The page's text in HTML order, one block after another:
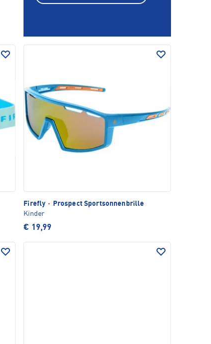
Firefly ·
Prospect Sportsonnenbrille
Kinder
€ 19,99